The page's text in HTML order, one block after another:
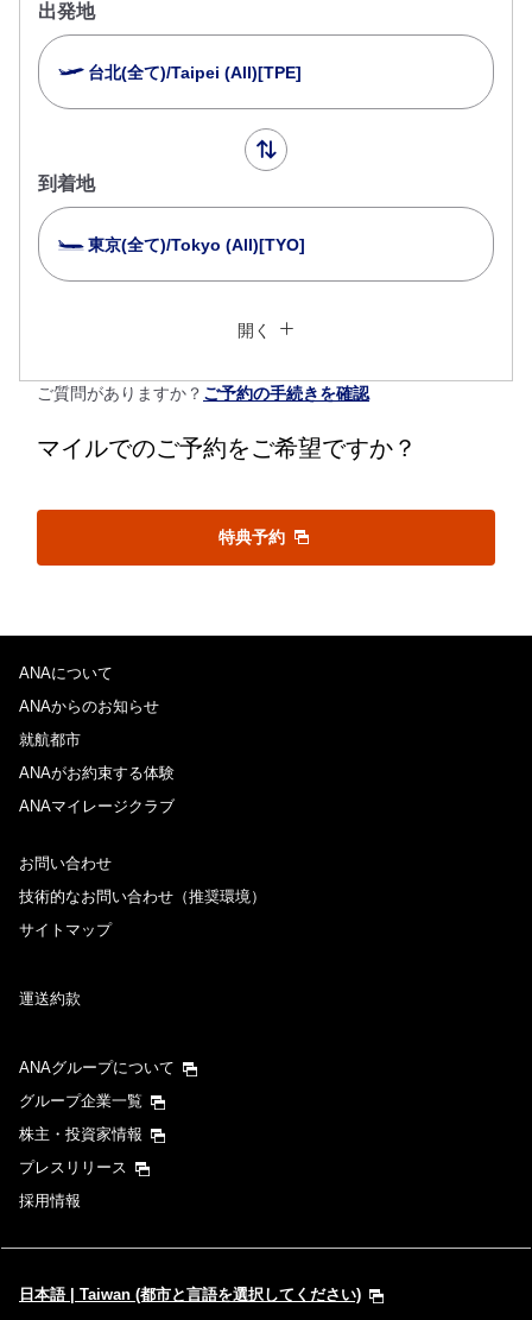
出発地
台北(全て)/Taipei (All)[TPE]
到着地
東京(全て)/Tokyo (All)[TYO]
運賃タイプ指定なし
経由地および乗り継ぎ所要時間を追加する
復路出発日および時間帯
日付を選択
時間帯指定なし
プロモーションコードについて
・表示金額は選択いただいた条件でのもっともおトクな運賃となりま
す。
ご利用条件
開く
ご質問がありますか？ ご予約の手続きを確認
マイルでのご予約をご希望ですか？
特典予約
ANAについて
ANAからのお知らせ
就航都市
ANAがお約束する体験
ANAマイレージクラブ
お問い合わせ
技術的なお問い合わせ（推奨環境）
サイトマップ
運送約款
ANAグループについて
グループ企業一覧
株主・投資家情報
プレスリリース
採用情報
日本語 | Taiwan (都市と言語を選択してください)